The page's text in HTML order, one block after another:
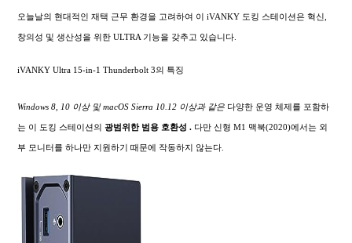
오늘날의 현대적인 재택 근무 환경을 고려하여 이 iVANKY 도킹 스테이션은 혁신,
창의성 및 생산성을 위한 ULTRA 기능을 갖추고 있습니다.
iVANKY Ultra 15-in-1 Thunderbolt 3의 특징
Windows 8, 10 이상 및 macOS Sierra 10.12 이상과 같은 다양한 운영 체제를 포함하
는 이 도킹 스테이션의광범위한 범용 호환성 . 다만 신형 M1 맥북(2020)에서는 외
부 모니터를 하나만 지원하기 때문에 작동하지 않는다.